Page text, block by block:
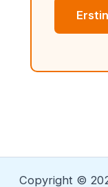
Copyright ©